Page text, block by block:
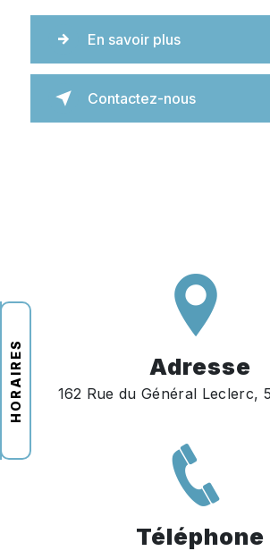
HORAIRES
En savoir plus
Contactez-nous
Adresse
162 Rue du Général Leclerc,
Téléphone